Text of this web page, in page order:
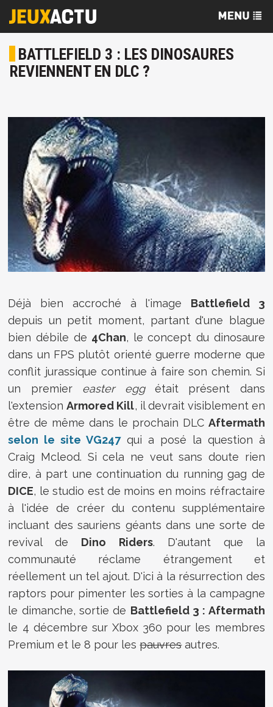
BATTLEFIELD 3 : LES DINOSAURES
REVIENNENT EN DLC ?
Déjà bien accroché à l'image Battlefield 3
depuis un petit moment, partant d'une blague
bien débile de 4Chan, le concept du dinosaure
dans un FPS plutôt orienté guerre moderne que
conflit jurassique continue à faire son chemin. Si
un premier easter eggétait présent dans
l'extensionArmored Kill, il devrait visiblement en
être de même dans le prochain DLC Aftermath
selon le site VG247qui a posé la question à
Craig Mcleod. Si cela ne veut sans doute rien
dire, à part une continuation du running gag de
DICE, le studio est de moins en moins réfractaire
à l'idée de créer du contenu supplémentaire
incluant des sauriens géants dans une sorte de
revival de Dino Riders. D'autant que la
communauté réclame étrangement et
réellement un tel ajout. D'ici à la résurrection des
raptors pour pimenter les sorties à la campagne
le dimanche, sortie de Battlefield 3 : Aftermath
le 4 décembre sur Xbox 360 pour les membres
Premium et le 8 pour lespauvresautres.